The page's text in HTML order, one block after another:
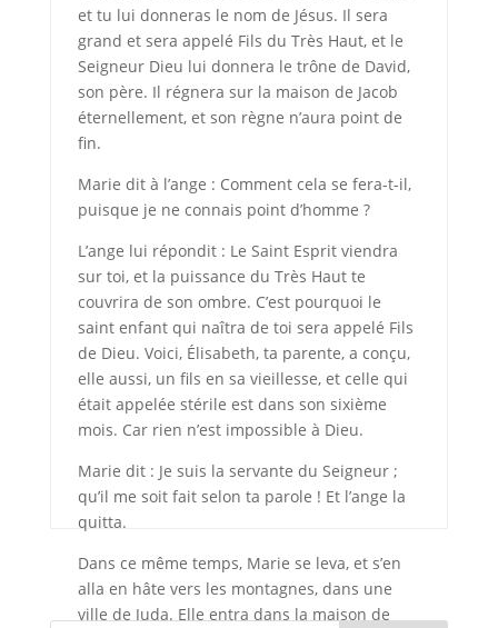
et tu lui donneras le nom de Jésus. Il sera
grand et sera appelé Fils du Très Haut, et le
Seigneur Dieu lui donnera le trône de David,
son père. Il régnera sur la maison de Jacob
éternellement, et son règne n’aura point de
fin.
Marie dit à l’ange : Comment cela se fera-t-il,
puisque je ne connais point d’homme ?
L’ange lui répondit : Le Saint Esprit viendra
sur toi, et la puissance du Très Haut te
couvrira de son ombre. C’est pourquoi le
saint enfant qui naîtra de toi sera appelé Fils
de Dieu. Voici, Élisabeth, ta parente, a conçu,
elle aussi, un fils en sa vieillesse, et celle qui
était appelée stérile est dans son sixième
mois. Car rien n’est impossible à Dieu.
Marie dit : Je suis la servante du Seigneur ;
qu’il me soit fait selon ta parole ! Et l’ange la
quitta.
Dans ce même temps, Marie se leva, et s’en
alla en hâte vers les montagnes, dans une
ville de Juda. Elle entra dans la maison de